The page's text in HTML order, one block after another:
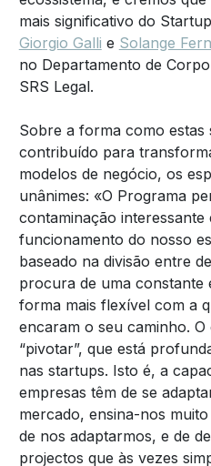
mais significativo do
Giorgio Galli e Solange
no Departamento de
SRS Legal.
Sobre a forma como estas
contribuído para
modelos de negócio, os
unânimes: «O Programa
contaminação interessante
funcionamento do nosso
baseado na divisão entre
procura de uma constante
forma mais flexível com a
encaram o seu caminho. O
“pivotar”, que está
nas startups. Isto é, a
empresas têm de se
mercado, ensina-nos
de nos adaptarmos, e de
projectos que às vezes